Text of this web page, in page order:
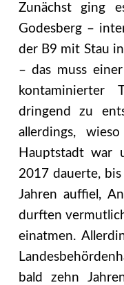
Zunächst ging
Godesberg –
der B9 mit Stau
– das muss
kontaminierter
dringend zu
allerdings,
Hauptstadt war
2017 dauerte,
Jahren auffiel,
durften
einatmen.
bald zehn